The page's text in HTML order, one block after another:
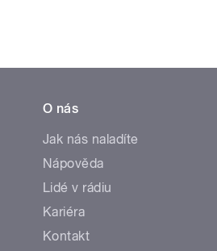
O nás
Jak nás naladíte
Nápověda
Lidé v rádiu
Kariéra
Kontakt